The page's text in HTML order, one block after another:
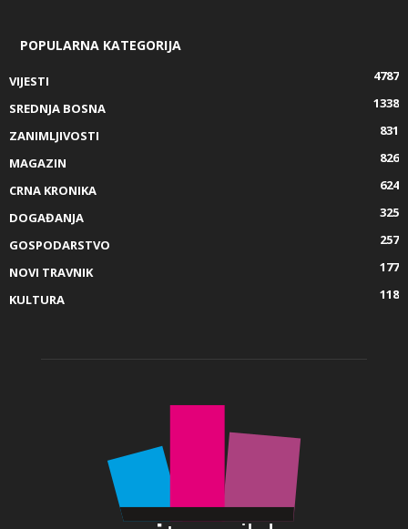
POPULARNA KATEGORIJA
VIJESTI
4787
SREDNJA BOSNA
1338
ZANIMLJIVOSTI
831
MAGAZIN
826
CRNA KRONIKA
624
DOGAĐANJA
325
GOSPODARSTVO
257
NOVI TRAVNIK
177
KULTURA
118